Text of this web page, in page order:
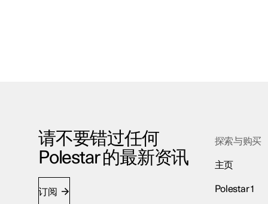
请不要错过任何
Polestar 的最新资讯
订阅
探索与购买
主页
Polestar 1